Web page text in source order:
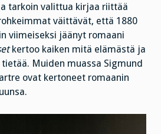
tarkoin valittua kirjaa riittää
väittävät, että 1880
viimeiseksi jäänyt romaani
kertoo kaiken mitä elämästä ja
Muiden muassa Sigmund
ovat kertoneet romaanin